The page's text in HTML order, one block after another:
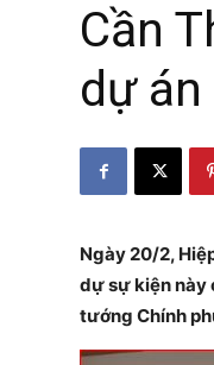
Cần
dự
Ngày 20/2,
dự sự kiện này
tướng Chính